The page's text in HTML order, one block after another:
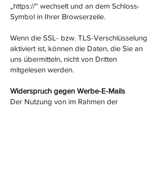
„https://“ wechselt und an dem Schloss-
Symbol in Ihrer Browserzeile.
Wenn die SSL- bzw. TLS-Verschlüsselung
aktiviert ist, können die Daten, die Sie an
uns übermitteln, nicht von Dritten
mitgelesen werden.
Widerspruch gegen Werbe-E-Mails
Der Nutzung von im Rahmen der